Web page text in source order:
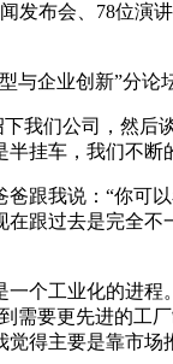
发布会、78位演
与企业创新”分论
下我们公司，然
挂车，我们不
跟我说：“你可
在跟过去是完全
个工业化的进
需要更先进的工
得主要是靠市场